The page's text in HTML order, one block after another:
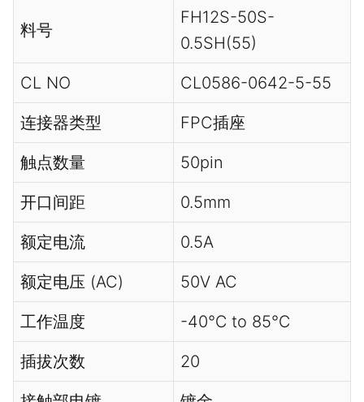
料号
FH12S-50S-
0.5SH(55)
CL NO CL0586-0642-5-55
连接器类型 FPC插座
触点数量 50pin
开口间距 0.5mm
额定电流 0.5A
额定电压 (AC) 50V AC
工作温度 -40℃ to 85℃
插拔次数 20